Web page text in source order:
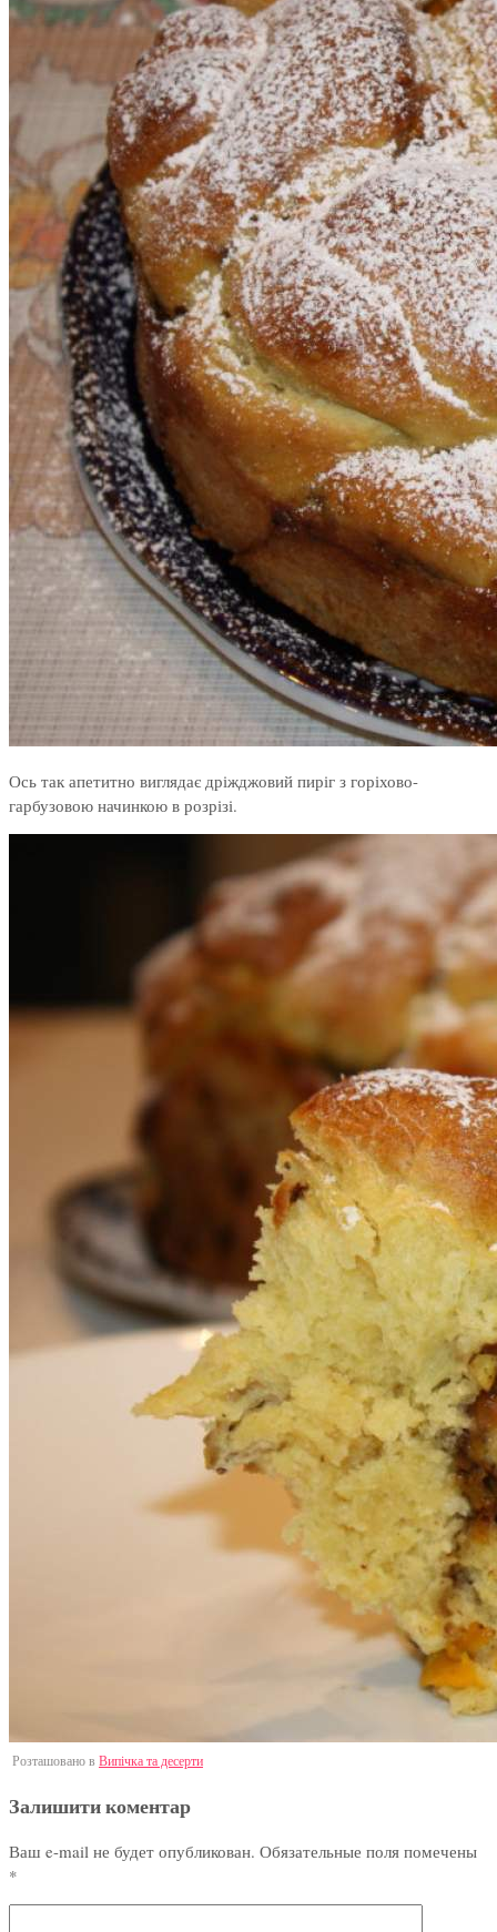
Ось так апетитно виглядає дріжджовий пиріг з горіхово-
гарбузовою начинкою в розрізі.
Розташовано в Випічка та десерти
Залишити коментар
Ваш e-mail не будет опубликован. Обязательные поля помечены
*